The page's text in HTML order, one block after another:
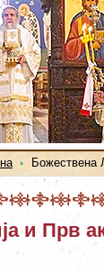
Божествена
и Прв